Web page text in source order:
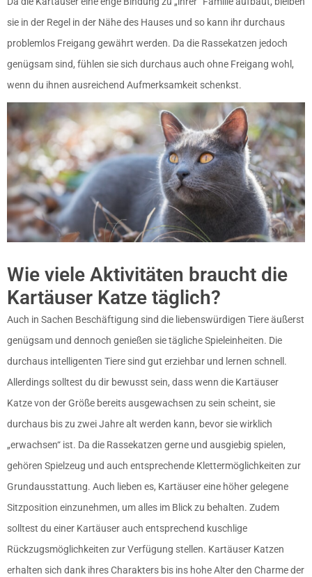
sie in der Regel in der Nähe des Hauses und so kann ihr durchaus
problemlos Freigang gewährt werden. Da die Rassekatzen jedoch
genügsam sind, fühlen sie sich durchaus auch ohne Freigang wohl,
wenn du ihnen ausreichend Aufmerksamkeit schenkst.
Wie viele Aktivitäten braucht die
Kartäuser Katze täglich?
Auch in Sachen Beschäftigung sind die liebenswürdigen Tiere äußerst
genügsam und dennoch genießen sie tägliche Spieleinheiten. Die
durchaus intelligenten Tiere sind gut erziehbar und lernen schnell.
Allerdings solltest du dir bewusst sein, dass wenn die Kartäuser
Katze von der Größe bereits ausgewachsen zu sein scheint, sie
durchaus bis zu zwei Jahre alt werden kann, bevor sie wirklich
„erwachsen“ ist. Da die Rassekatzen gerne und ausgiebig spielen,
gehören Spielzeug und auch entsprechende Klettermöglichkeiten zur
Grundausstattung. Auch lieben es, Kartäuser eine höher gelegene
Sitzposition einzunehmen, um alles im Blick zu behalten. Zudem
solltest du einer Kartäuser auch entsprechend kuschlige
Rückzugsmöglichkeiten zur Verfügung stellen. Kartäuser Katzen
erhalten sich dank ihres Charakters bis ins hohe Alter den Charme der